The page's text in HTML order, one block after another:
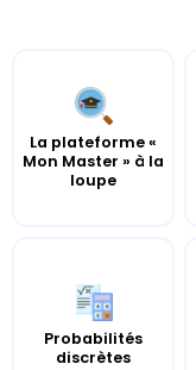
La plateforme «
Mon Master » à la
loupe
Probabilités
discrètes